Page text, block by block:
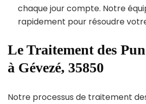
chaque jour compte. Notre
rapidement pour résoudre
Le Traitement des
à Gévezé, 35850
Notre processus de traitement